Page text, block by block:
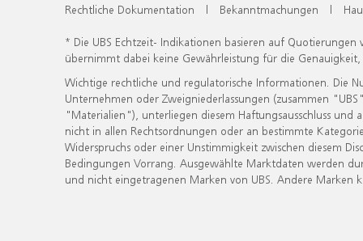
Rechtliche Dokumentation | Bekanntmachungen |
* Die UBS Echtzeit- Indikationen basieren auf
übernimmt dabei keine Gewährleistung für die
Wichtige rechtliche und regulatorische Informationen. Die
Unternehmen oder Zweigniederlassungen (zusammen
"Materialien"), unterliegen diesem Haftungsausschluss
nicht in allen Rechtsordnungen oder an bestimmte
Widerspruchs oder einer Unstimmigkeit zwischen diesem
Bedingungen Vorrang. Ausgewählte Marktdaten werden
und nicht eingetragenen Marken von UBS. Andere Marken